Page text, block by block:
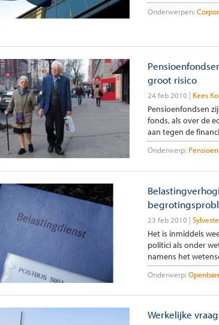
Onderwerpen:
groot risico
24 feb 2010 Kees
Pensioenfondsen
fonds, als over de
aan tegen de
Onderwerp: Pensioen
23 feb 2010
Het is inmiddels
politici als onder
namens het
Onderwerp:
Werkelijke